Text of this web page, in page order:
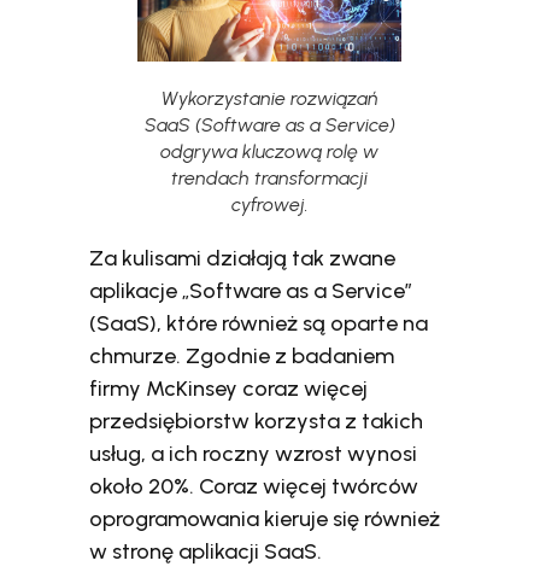
Wykorzystanie rozwiązań
SaaS (Software as a Service)
odgrywa kluczową rolę w
trendach transformacji
cyfrowej.
Za kulisami działają tak zwane
aplikacje „Software as a Service”
(SaaS), które również są oparte na
chmurze. Zgodnie z badaniem
firmy McKinsey coraz więcej
przedsiębiorstw korzysta z takich
usług, a ich roczny wzrost wynosi
około 20%. Coraz więcej twórców
oprogramowania kieruje się również
w stronę aplikacji SaaS.